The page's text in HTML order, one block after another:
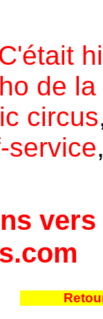
C'était
de
circus
service